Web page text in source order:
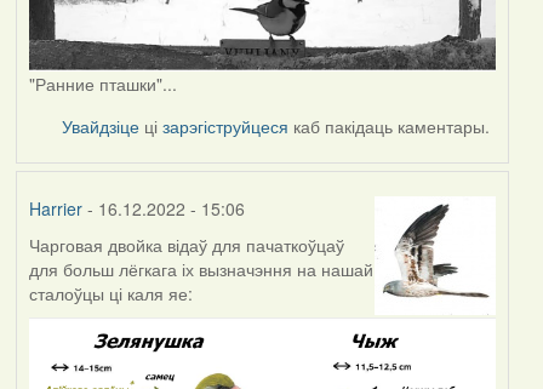
"Ранние пташки"...
Увайдзіце цізарэгіструйцеся каб пакідаць каментары.
Harrier- 16.12.2022 - 15:06
Чарговая двойка відаў для пачаткоўцаў
для больш лёгкага іх вызначэння на нашай
сталоўцы ці каля яе: